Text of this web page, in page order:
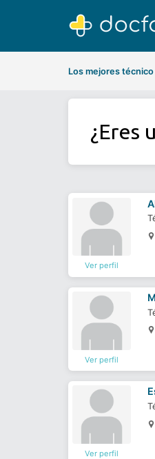
Los mejores
¿Eres
Ver perfil
Ver perfil
Ver perfil